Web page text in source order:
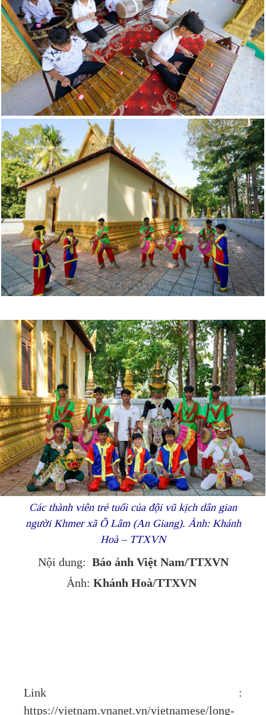
Các thành viên trẻ tuổi của đội vũ kịch dân gian
người Khmer xã Ô Lâm (An Giang). Ảnh: Khánh
Hoà – TTXVN
Nội dung: Báo ảnh Việt Nam/TTXVN
Ảnh: Khánh Hoà/TTXVN
Link :
https://vietnam.vnanet.vn/vietnamese/long-